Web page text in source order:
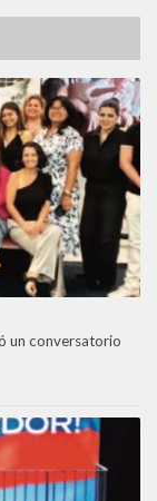
un conversatorio